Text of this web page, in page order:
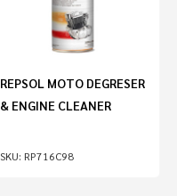
RP716C98
REPSOL MOTO DEGRESER
& ENGINE CLEANER